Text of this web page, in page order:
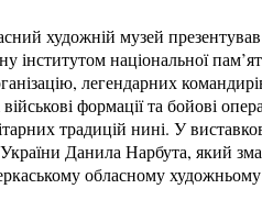
художній музей
інститутом національної
легендарних
формації та бойові
традицій нині. У
Данила Нарбута, який
обласному художньому